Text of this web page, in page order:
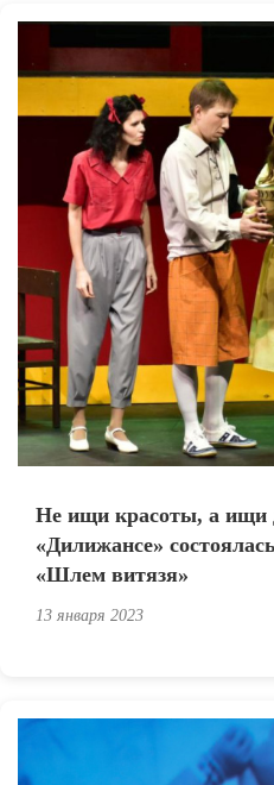
Не ищи красоты, а ищи
«Дилижансе»
«Шлем витязя»
13 января 2023